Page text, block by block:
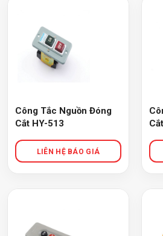
Công Tắc Nguồn Đóng
Cắt HY-513